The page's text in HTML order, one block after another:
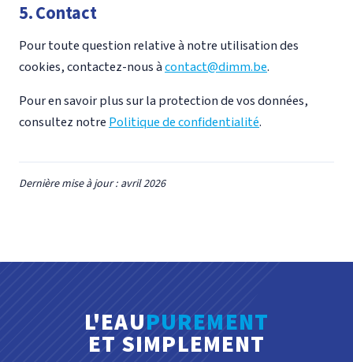
5. Contact
Pour toute question relative à notre utilisation des
cookies, contactez-nous àcontact@dimm.be.
Pour en savoir plus sur la protection de vos données,
consultez notrePolitique de confidentialité.
Dernière mise à jour : avril 2026
L'EAUPUREMENT
ET SIMPLEMENT